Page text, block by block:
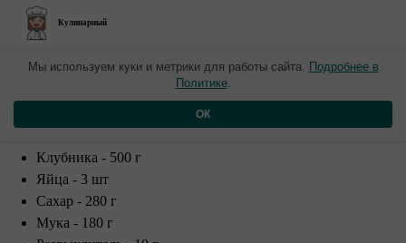
Кулинарный
​Пирог с клубникой
Клубника - 500 г
Яйца - 3 шт
Сахар - 280 г
Мука - 180 г
Мы используем куки и метрики для работы сайта. Подробнее в
Политике.
ОК